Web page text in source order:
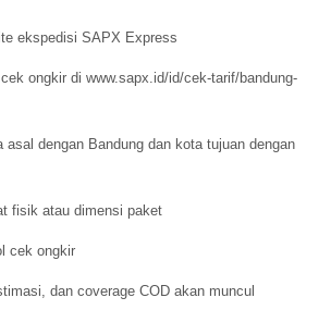
ekspedisi SAPX Express
ongkir di www.sapx.id/id/cek-tarif/bandung-
asal dengan Bandung dan kota tujuan dengan
fisik atau dimensi paket
cek ongkir
dan coverage COD akan muncul